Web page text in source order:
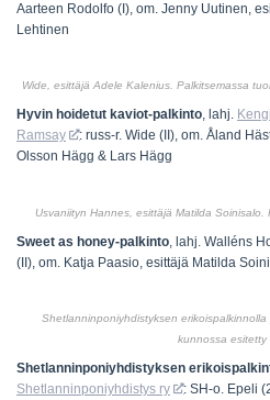
Aarteen Rodolfo (I), om. Jenny Uutinen,
Lehtinen
Wide, esittäjä Adele Kalenius. Palkitsemassa
Hyvin hoidetut kaviot-palkinto, lahj.
Ramsay
: russ-r. Wide (II), om. Åland
Olsson Hägg & Lars Hägg
Usvaniityn Hannes, esittäjä Matilda Soinisalo.
Sweet as honey-palkinto , lahj. Walléns
(II), om. Katja Paasio, esittäjä Matilda
Shetlanninponiyhdistyksen
kunnossa esitetty
Shetlanninponiyhdistyksen
Shetlanninponiyhdistys ry
: SH-o. Epeli